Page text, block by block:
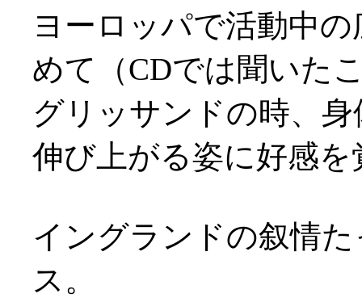
ヨーロッパで活動中
めて（CDでは聞いた
グリッサンドの時、
伸び上がる姿に好感
イングランドの叙情
ス。